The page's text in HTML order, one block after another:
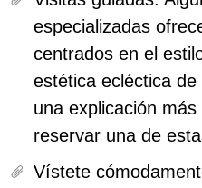
especializadas
centrados en el
estética ecléctica
una explicación
reservar una de
Vístete